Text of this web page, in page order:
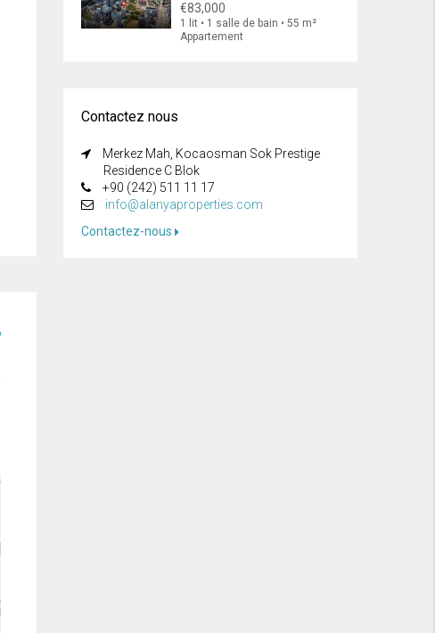
€83,000
1 lit • 1 salle de bain • 55 m²
Appartement
Contactez nous
Merkez Mah, Kocaosman Sok Prestige
Residence C Blok
+90 (242) 511 11 17
info@alanyaproperties.com
Contactez-nous